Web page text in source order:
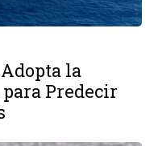
la
Predecir